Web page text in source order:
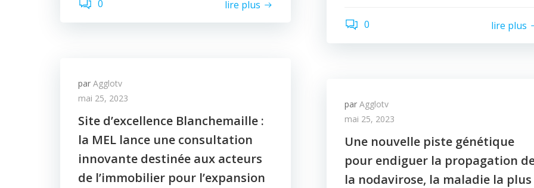
0 lire plus
0 lire plus
par Agglotv
mai 25, 2023
Site d’excellence Blanchemaille :
la MEL lance une consultation
innovante destinée aux acteurs
de l’immobilier pour l’expansion
par Agglotv
mai 25, 2023
Une nouvelle piste génétique
pour endiguer la propagation
la nodavirose, la maladie la plus